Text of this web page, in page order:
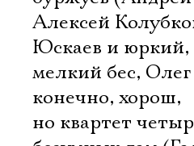
Алексей
Юскаев и юркий,
мелкий бес,
конечно, хорош,
но квартет